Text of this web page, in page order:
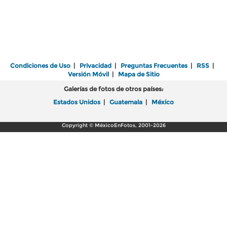
Condiciones de Uso | Privacidad | Preguntas Frecuentes | RSS |
Versión Móvil| Mapa de Sitio
Galerías de fotos de otros países:
Estados Unidos | Guatemala | México
Copyright © MéxicoEnFotos, 2001-2026